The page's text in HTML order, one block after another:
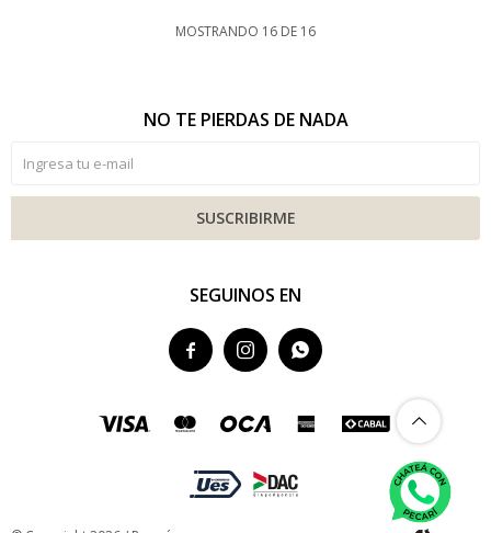
MOSTRANDO 16 DE 16
SEGUINOS EN
  
NO TE PIERDAS DE NADA
SUSCRIBIRME